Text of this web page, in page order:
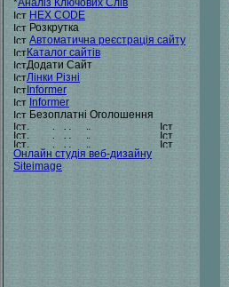
*Аналіз Ключових Слів
HEX CODE
Розкрутка
Автоматична реєстрація сайту
Каталог сайтів
Додати Сайт
Лінки Різні
Informer
Informer
Безоплатні Оголошення
Онлайн студія веб-дизайну
Siteimage